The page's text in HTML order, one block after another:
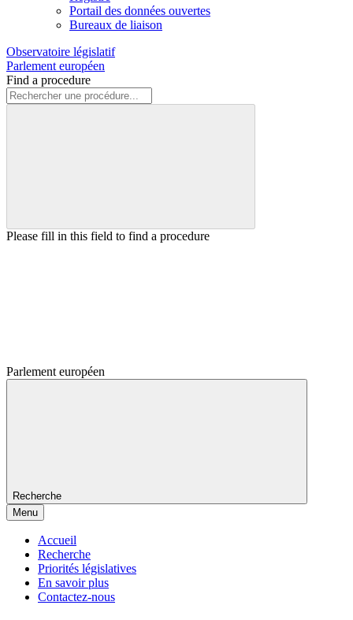
Portail des données ouvertes
Bureaux de liaison
Observatoire législatif
Parlement européen
Find a procedure
Please fill in this field to find a procedure
Parlement européen
Recherche
Menu
Accueil
Recherche
Priorités législatives
En savoir plus
Contactez-nous